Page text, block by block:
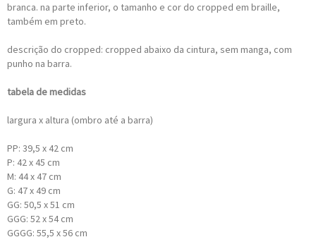
branca. na parte inferior, o tamanho e cor do cropped em braille,
também em preto.
descrição do cropped: cropped abaixo da cintura, sem manga, com
punho na barra.
tabela de medidas
largura x altura (ombro até a barra)
PP: 39,5 x 42 cm
P: 42 x 45 cm
M: 44 x 47 cm
G: 47 x 49 cm
GG: 50,5 x 51 cm
GGG: 52 x 54 cm
GGGG: 55,5 x 56 cm